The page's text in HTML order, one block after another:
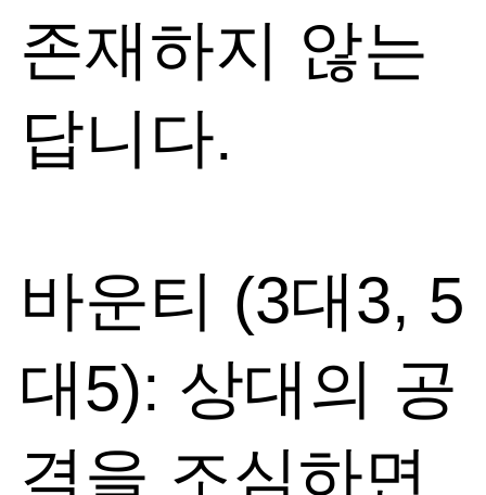
존재하지 않는
답니다.
바운티 (3대3, 5
대5): 상대의 공
격을 조심하면